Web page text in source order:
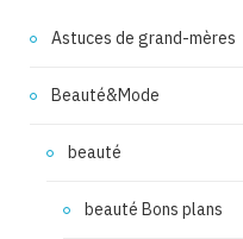
Astuces de grand-mères
Beauté&Mode
beauté
beauté Bons plans